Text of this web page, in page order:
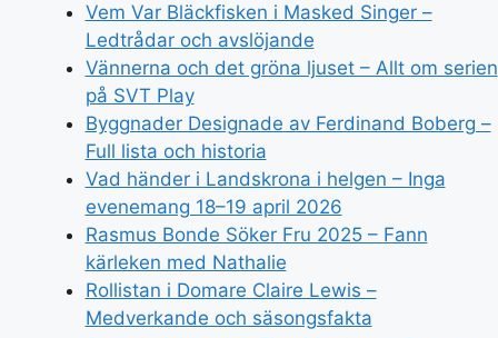
Vem Var Bläckfisken i Masked Singer –
Ledtrådar och avslöjande
Vännerna och det gröna ljuset – Allt om serien
på SVT Play
Byggnader Designade av Ferdinand Boberg –
Full lista och historia
Vad händer i Landskrona i helgen – Inga
evenemang 18–19 april 2026
Rasmus Bonde Söker Fru 2025 – Fann
kärleken med Nathalie
Rollistan i Domare Claire Lewis –
Medverkande och säsongsfakta